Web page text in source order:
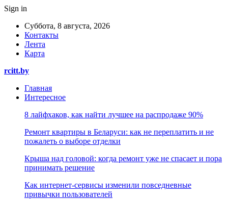
Sign in
Суббота, 8 августа, 2026
Контакты
Лента
Карта
rcitt.by
Главная
Интересное
8 лайфхаков, как найти лучшее на распродаже 90%
Ремонт квартиры в Беларуси: как не переплатить и не
пожалеть о выборе отделки
Крыша над головой: когда ремонт уже не спасает и пора
принимать решение
Как интернет-сервисы изменили повседневные
привычки пользователей